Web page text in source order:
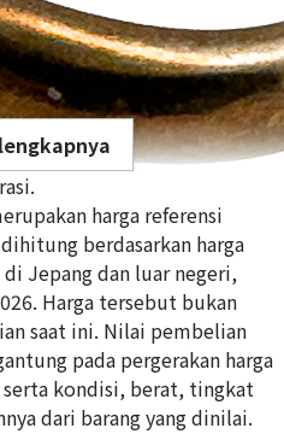
harga referensi
berdasarkan harga
Jepang dan luar negeri,
Harga tersebut bukan
saat ini. Nilai pembelian
pada pergerakan harga
serta kondisi, berat, tingkat
dari barang yang dinilai.